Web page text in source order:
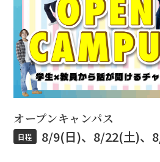
オープンキャンパス
日程 8/9(日)、8/22(土)、